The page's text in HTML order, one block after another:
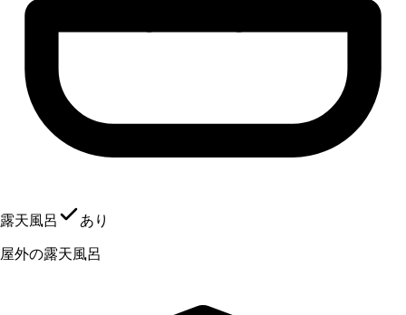
露天風呂 あり
屋外の露天風呂